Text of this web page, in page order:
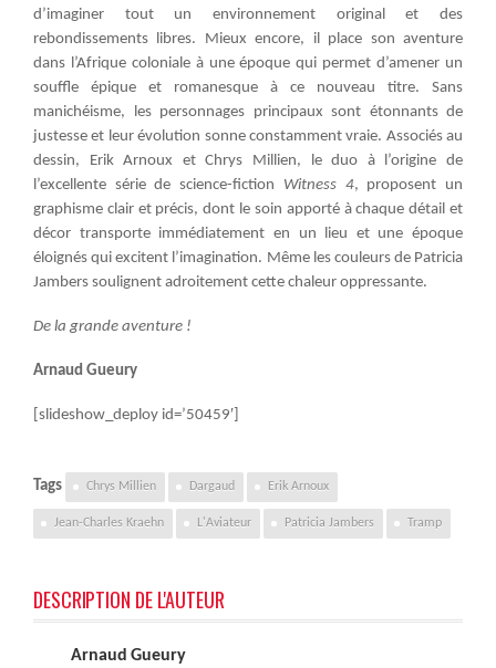
d’imaginer tout un environnement original et des
rebondissements libres. Mieux encore, il place son aventure
dans l’Afrique coloniale à une époque qui permet d’amener un
souffle épique et romanesque à ce nouveau titre. Sans
manichéisme, les personnages principaux sont étonnants de
justesse et leur évolution sonne constamment vraie. Associés au
dessin, Erik Arnoux et Chrys Millien, le duo à l’origine de
l’excellente série de science-fiction Witness 4, proposent un
graphisme clair et précis, dont le soin apporté à chaque détail et
décor transporte immédiatement en un lieu et une époque
éloignés qui excitent l’imagination. Même les couleurs de Patricia
Jambers soulignent adroitement cette chaleur oppressante.
De la grande aventure !
Arnaud Gueury
[slideshow_deploy id=’50459′]
Tags Chrys Millien Dargaud Erik Arnoux
Jean-Charles Kraehn L'Aviateur Patricia Jambers Tramp
DESCRIPTION DE L'AUTEUR
Arnaud Gueury